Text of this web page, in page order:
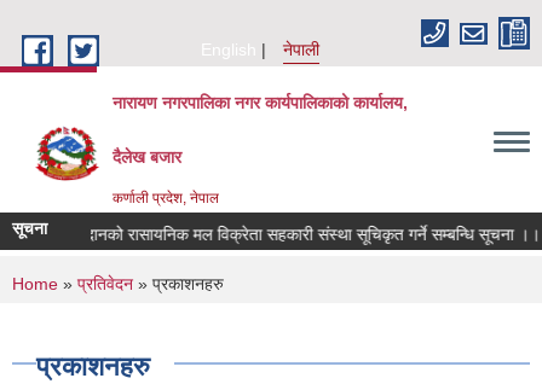
English
नेपाली
नारायण नगरपालिका नगर कार्यपालिकाको कार्यालय,
दैलेख बजार
कर्णाली प्रदेश, नेपाल
सूचनाअनुदानको रासायनिक मल विक्रेता सहकारी संस्था सूचिकृत गर्ने सम्बन्धि सूचना ।।
You are here
Home » प्रतिवेदन » प्रकाशनहरु
प्रकाशनहरु